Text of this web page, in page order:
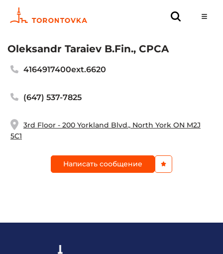
Oleksandr Taraiev B.Fin., CPCA
4164917400ext.6620
(647) 537-7825
3rd Floor - 200 Yorkland Blvd., North York ON M2J
5C1
Написать сообщение